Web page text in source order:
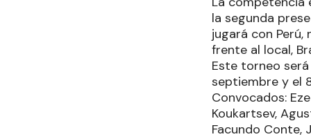
la segunda
jugará con
frente al local,
Este torneo
septiembre y el
Convocados:
Koukartsev,
Facundo Conte,